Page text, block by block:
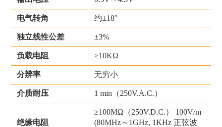
电气转角 约±18°
独立线性公差 ±3%
负载电阻 ≥10KΩ
分辨率 无穷小
介质耐压 1 min（250V.A.C.）
绝缘电阻
≥100MΩ（250V.D.C.） 100V/m
(80MHz～1GHz, 1KHz 正弦波